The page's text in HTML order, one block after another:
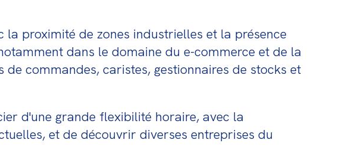
proximité de zones industrielles et la présence
dans le domaine du e-commerce et de la
commandes, caristes, gestionnaires de stocks et
d'une grande flexibilité horaire, avec la
et de découvrir diverses entreprises du